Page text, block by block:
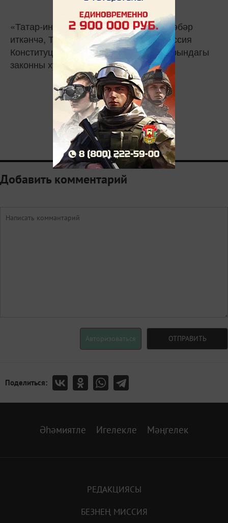
«Татар-информ» агентлыгы элегрәк хәбәр
иткәнчә, Татарстан Дәүләт Советы Россия
Конституциясенә төзәтмәләр кертү турындагы
законны хуплады.
Добавить комментарий
Авторизоваться ОТПРАВИТЬ
Поделиться:
Әһәмиятле Игелекле Мәңгелек
РЕДАКЦИЯСЫ
БЕЗНЕҢ МИССИЯ